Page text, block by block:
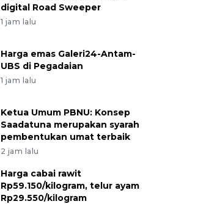
digital Road Sweeper
1 jam lalu
Harga emas Galeri24-Antam-
UBS di Pegadaian
1 jam lalu
Ketua Umum PBNU: Konsep
Saadatuna merupakan syarah
pembentukan umat terbaik
2 jam lalu
Harga cabai rawit
Rp59.150/kilogram, telur ayam
Rp29.550/kilogram